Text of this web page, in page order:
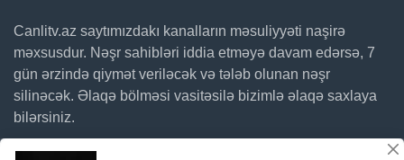
Canlitv.az saytımızdakı kanalların məsuliyyəti naşirə
məxsusdur. Nəşr sahibləri iddia etməyə davam edərsə, 7
gün ərzində qiymət veriləcək və tələb olunan nəşr
silinəcək. Əlaqə bölməsi vasitəsilə bizimlə əlaqə saxlaya
bilərsiniz.